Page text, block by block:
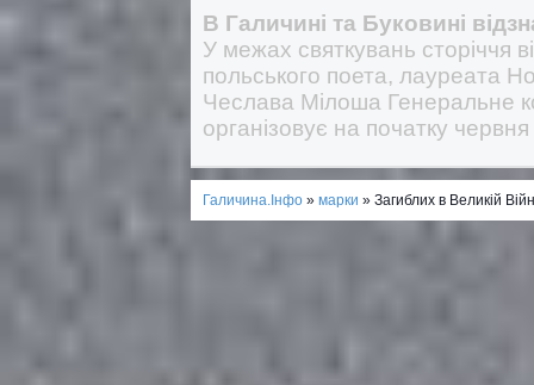
В Галичині та Буковині
У межах святкувань сторіччя
польського поета, лауреата
Чеслава Мілоша Генеральне
організовує на початку
Галичина.Інфо » марки » Загиблих в Великій